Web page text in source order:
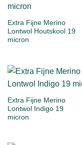
Extra Fijne Merino
Lontwol Houtskool 19
micron
Extra Fijne Merino
Lontwol Indigo 19
micron